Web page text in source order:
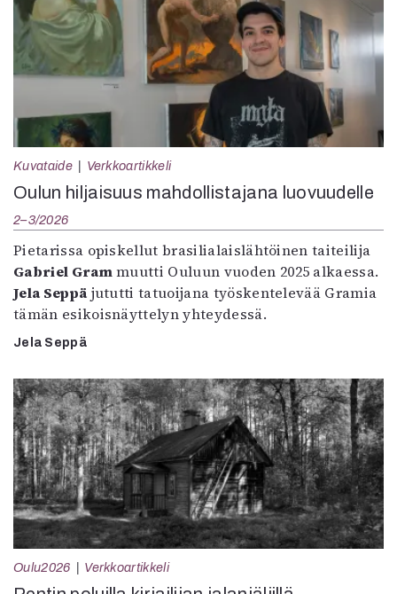
Kuvataide Verkkoartikkeli
Oulun hiljaisuus mahdollistajana luovuudelle
2–3/2026
Pietarissa opiskellut brasilialaislähtöinen taiteilija
Gabriel Grammuutti Ouluun vuoden 2025 alkaessa.
Jela Seppä jututti tatuoijana työskentelevää Gramia
tämän esikoisnäyttelyn yhteydessä.
Jela Seppä
Oulu2026 Verkkoartikkeli